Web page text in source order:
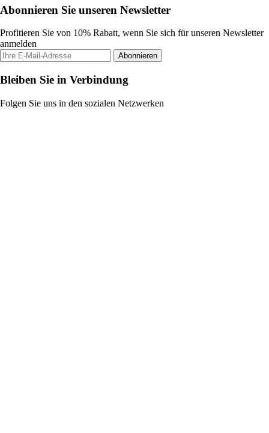
Abonnieren Sie unseren Newsletter
Profitieren Sie von 10% Rabatt, wenn Sie sich für unseren Newsletter
anmelden
Abonnieren
Bleiben Sie in Verbindung
Folgen Sie uns in den sozialen Netzwerken